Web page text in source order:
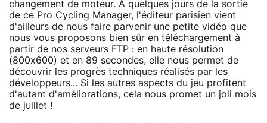
changement de moteur. À quelques jours de la sortie
de ce Pro Cycling Manager, l'éditeur parisien vient
d'ailleurs de nous faire parvenir une petite vidéo que
nous vous proposons bien sûr en téléchargement à
partir de nos serveurs FTP : en haute résolution
(800x600) et en 89 secondes, elle nous permet de
découvrir les progrès techniques réalisés par les
développeurs... Si les autres aspects du jeu profitent
d'autant d'améliorations, cela nous promet un joli mois
de juillet !